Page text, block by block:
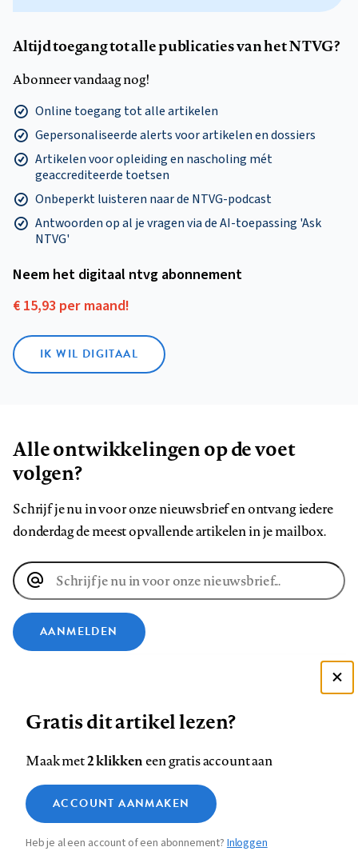
Altijd toegang tot alle publicaties van het NTVG?
Abonneer vandaag nog!
Online toegang tot alle artikelen
Gepersonaliseerde alerts voor artikelen en dossiers
Artikelen voor opleiding en nascholing mét
geaccrediteerde toetsen
Onbeperkt luisteren naar de NTVG-podcast
Antwoorden op al je vragen via de AI-toepassing 'Ask
NTVG'
Neem het digitaal ntvg abonnement
€ 15,93 per maand!
IK WIL DIGITAAL
Alle ontwikkelingen op de voet
volgen?
Schrijf je nu in voor onze nieuwsbrief en ontvang iedere
donderdag de meest opvallende artikelen in je mailbox.
E-
mailadres
AANMELDEN
ons
op
Facebook
ons
op
LinkedIn
ons
op
Bluesky
ons
op
Instagram
ons
op
YouTube
ons
Footer
navigation
Contact Colofon Disclaimer Privacy
Medische vragen verdienen
betrouwbare antwoorden
Gratis dit artikel lezen?
Maak met2 klikkeneen gratis account aan
ACCOUNT AANMAKEN
Heb je al een account of een abonnement?Inloggen
Zie onze cookie policy
Analytische cookies
Marketing cookies